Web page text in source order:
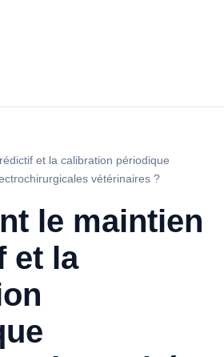
et la calibration périodique
vétérinaires ?
le maintien
et la